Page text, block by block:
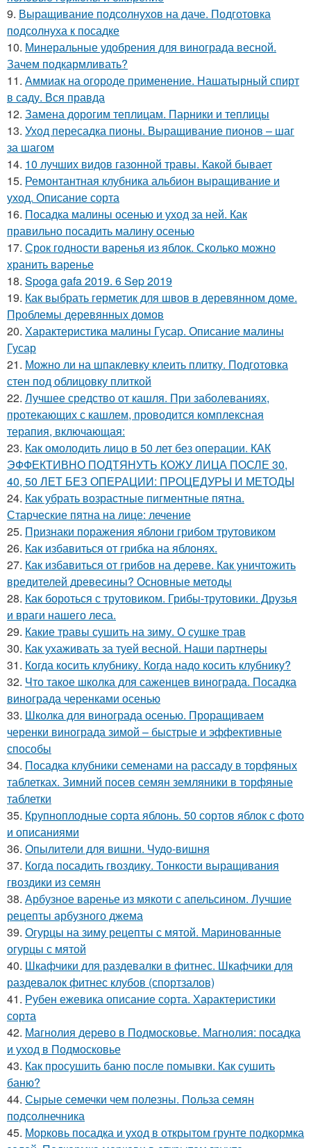
9. Выращивание подсолнухов на даче. Подготовка
подсолнуха к посадке
10. Минеральные удобрения для винограда весной.
Зачем подкармливать?
11. Аммиак на огороде применение. Нашатырный спирт
в саду. Вся правда
12. Замена дорогим теплицам. Парники и теплицы
13. Уход пересадка пионы. Выращивание пионов – шаг
за шагом
14. 10 лучших видов газонной травы. Какой бывает
15. Ремонтантная клубника альбион выращивание и
уход. Описание сорта
16. Посадка малины осенью и уход за ней. Как
правильно посадить малину осенью
17. Срок годности варенья из яблок. Сколько можно
хранить варенье
18. Spoga gafa 2019. 6 Sep 2019
19. Как выбрать герметик для швов в деревянном доме.
Проблемы деревянных домов
20. Характеристика малины Гусар. Описание малины
Гусар
21. Можно ли на шпаклевку клеить плитку. Подготовка
стен под облицовку плиткой
22. Лучшее средство от кашля. При заболеваниях,
протекающих с кашлем, проводится комплексная
терапия, включающая:
23. Как омолодить лицо в 50 лет без операции. КАК
ЭФФЕКТИВНО ПОДТЯНУТЬ КОЖУ ЛИЦА ПОСЛЕ 30,
40, 50 ЛЕТ БЕЗ ОПЕРАЦИИ: ПРОЦЕДУРЫ И МЕТОДЫ
24. Как убрать возрастные пигментные пятна.
Старческие пятна на лице: лечение
25. Признаки поражения яблони грибом трутовиком
26. Как избавиться от грибка на яблонях.
27. Как избавиться от грибов на дереве. Как уничтожить
вредителей древесины? Основные методы
28. Как бороться с трутовиком. Грибы-трутовики. Друзья
и враги нашего леса.
29. Какие травы сушить на зиму. О сушке трав
30. Как ухаживать за туей весной. Наши партнеры
31. Когда косить клубнику. Когда надо косить клубнику?
32. Что такое школка для саженцев винограда. Посадка
винограда черенками осенью
33. Школка для винограда осенью. Проращиваем
черенки винограда зимой – быстрые и эффективные
способы
34. Посадка клубники семенами на рассаду в торфяных
таблетках. Зимний посев семян земляники в торфяные
таблетки
35. Крупноплодные сорта яблонь. 50 сортов яблок с фото
и описаниями
36. Опылители для вишни. Чудо-вишня
37. Когда посадить гвоздику. Тонкости выращивания
гвоздики из семян
38. Арбузное варенье из мякоти с апельсином. Лучшие
рецепты арбузного джема
39. Огурцы на зиму рецепты с мятой. Маринованные
огурцы с мятой
40. Шкафчики для раздевалки в фитнес. Шкафчики для
раздевалок фитнес клубов (спортзалов)
41. Рубен ежевика описание сорта. Характеристики
сорта
42. Магнолия дерево в Подмосковье. Магнолия: посадка
и уход в Подмосковье
43. Как просушить баню после помывки. Как сушить
баню?
44. Сырые семечки чем полезны. Польза семян
подсолнечника
45. Морковь посадка и уход в открытом грунте подкормка